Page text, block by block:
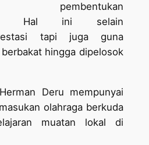
pembentukan
Hal ini selain
tapi juga guna
hingga dipelosok
Deru mempunyai
olahraga berkuda
muatan lokal di